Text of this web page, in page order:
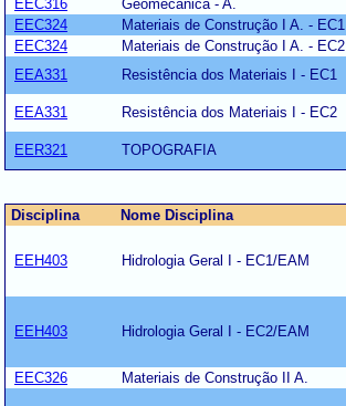
EEC316 Geomecânica - A.
EEC324
Materiais de Construção I A. - EC1
EEC324
Materiais de Construção I A. - EC2
EEA331
Resistência dos Materiais I - EC1
EEA331 Resistência dos Materiais I - EC2
EER321 TOPOGRAFIA
Disciplina Nome Disciplina
EEH403 Hidrologia Geral I - EC1/EAM
EEH403 Hidrologia Geral I - EC2/EAM
EEC326
Materiais de Construção II A.